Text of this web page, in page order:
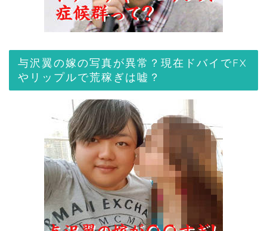
与沢翼の嫁の写真が異常？現在ドバイでFX
やリップルで荒稼ぎは嘘？